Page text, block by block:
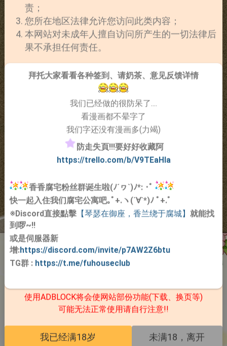
责；
您所在地区法律允许您访问此类内容；
本网站对未成年人擅自访问所产生的一切法律后
果不承担任何责任。
拜托大家看看各种签到、请奶茶、意见反馈详情
我们已经做的很防呆了....
看漫画都不晕字了
我们字还没有漫画多(力竭)
防走失頁!!!要好好收藏阿
https://trello.com/b/V9TEaHIa
香香腐宅粉丝群诞生啦(ﾉ´ヮ`)ﾉ*: ･ﾟ
快一起入住我们腐宅公寓吧｡ﾟ+.ヽ(´∀`*)ﾉ ﾟ+.ﾟ
※Discord直接點擊【琴瑟在御座，香兰绕于腐城】 就能找
到啰~!!
或是伺服器新
增:https://discord.com/invite/p7AW2Z6btu
TG群: https://t.me/fuhouseclub
使用ADBLOCK将会使网站部份功能(下载、换页等)
可能无法正常使用请自行注意!!
我已经满18岁 未满18，离开